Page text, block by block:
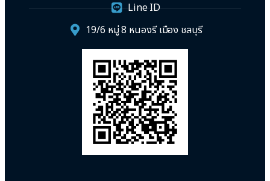
Line ID
19/6 หมู่ 8 หนองรี เมือง ชลบุรี